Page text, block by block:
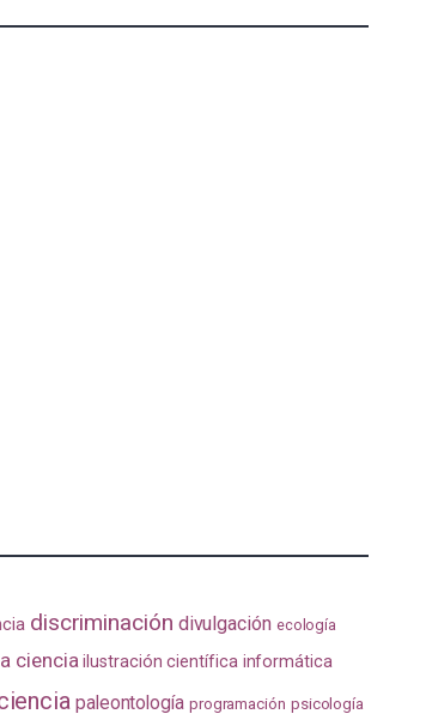
discriminación divulgación ecología
ciencia ilustración científica informática
paleontología programación psicología